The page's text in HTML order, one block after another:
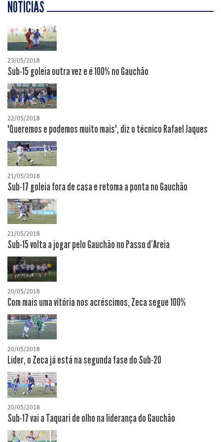
NOTÍCIAS
23/05/2018
Sub-15 goleia outra vez e é 100% no Gauchão
22/05/2018
"Queremos e podemos muito mais", diz o técnico Rafael Jaques
21/05/2018
Sub-17 goleia fora de casa e retoma a ponta no Gauchão
21/05/2018
Sub-15 volta a jogar pelo Gauchão no Passo d'Areia
20/05/2018
Com mais uma vitória nos acréscimos, Zeca segue 100%
20/05/2018
Líder, o Zeca já está na segunda fase do Sub-20
20/05/2018
Sub-17 vai a Taquari de olho na liderança do Gauchão